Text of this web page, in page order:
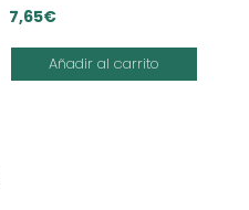
7,65€
Añadir al carrito